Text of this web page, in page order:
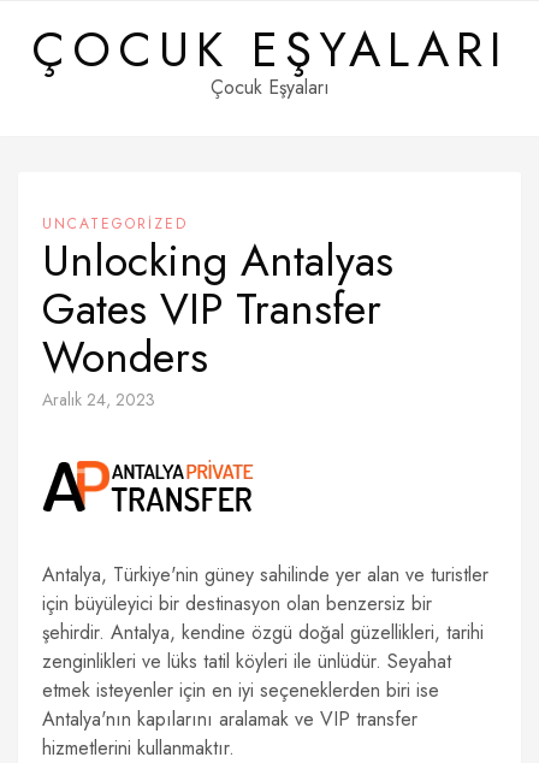
contentÇOCUK EŞYALARI
Çocuk Eşyaları
UNCATEGORIZED
Unlocking Antalyas
Gates VIP Transfer
Wonders
Aralık 24, 2023
Antalya, Türkiye'nin güney sahilinde yer alan ve turistler
için büyüleyici bir destinasyon olan benzersiz bir
şehirdir. Antalya, kendine özgü doğal güzellikleri, tarihi
zenginlikleri ve lüks tatil köyleri ile ünlüdür. Seyahat
etmek isteyenler için en iyi seçeneklerden biri ise
Antalya'nın kapılarını aralamak ve VIP transfer
hizmetlerini kullanmaktır.